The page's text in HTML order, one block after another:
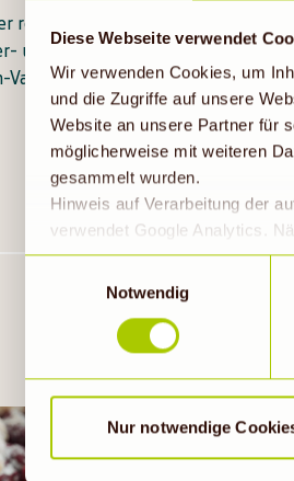
Diese Webseite verwendet
Wir verwenden Cookies, um
und die Zugriffe auf unsere
Website an unsere Partner für
möglicherweise mit weiteren
gesammelt wurden.
Hinweis auf Verarbeitung der
verwendet Google Analytics.
geklickt bzw. statistische
die Daten in den USA
EU-Standards
durch US-Behörden, zu
Notwendig
Nur notwendige
restlichen Milch (10 ml)
und Unterhitze (Umluft nicht
Vanille-Konfitüre servieren.